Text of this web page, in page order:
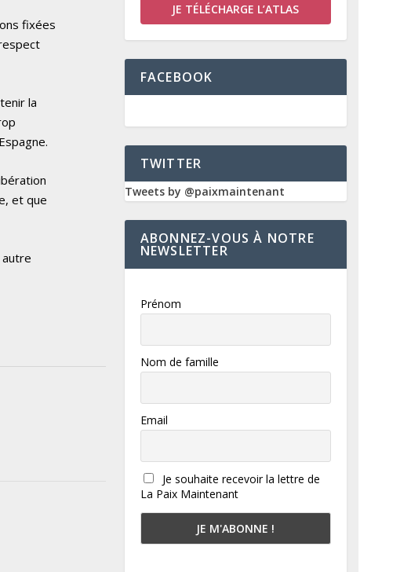
fixées
la
et que
JE TÉLÉCHARGE L’ATLAS
FACEBOOK
TWITTER
Tweets by @paixmaintenant
ABONNEZ-VOUS À NOTRE
NEWSLETTER
Prénom
Nom de famille
Email
Je souhaite recevoir la lettre de
La Paix Maintenant